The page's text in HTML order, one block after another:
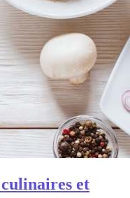
culinaires et